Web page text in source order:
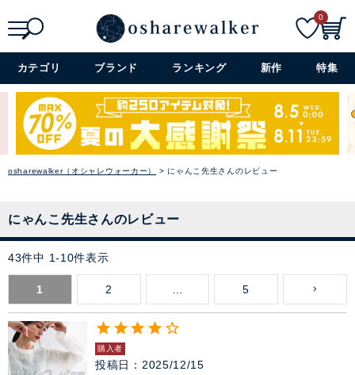
詳細検索+
0
カテゴリ ブランド ランキング 新作 特集
osharewalker（オシャレウォーカー） にゃんこ先生さんのレビュー
にゃんこ先生さんのレビュー
43件中 1-10件表示
1 2 5
購入者
投稿日 2025/12/15